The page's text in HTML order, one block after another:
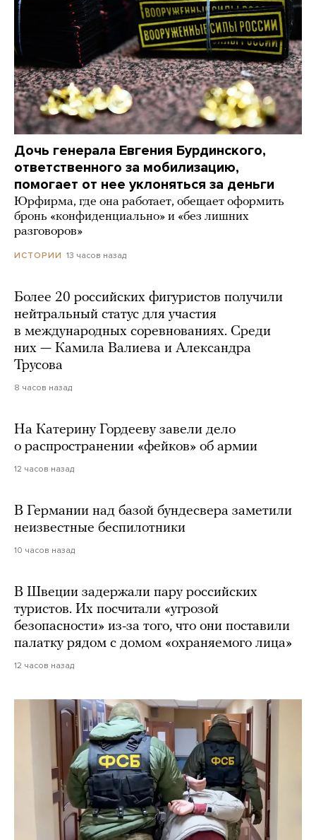
Дочь генерала Евгения Бурдинского,
ответственного за мобилизацию,
помогает от нее уклоняться за деньги
Юрфирма, где она работает, обещает оформить
бронь «конфиденциально» и «без лишних
разговоров»
ИСТОРИИ 13 часов назад
Более 20 российских фигуристов получили
нейтральный статус для участия
в международных соревнованиях. Среди
них — Камила Валиева и Александра
Трусова
8 часов назад
На Катерину Гордееву завели дело
о распространении «фейков» об армии
12 часов назад
В Германии над базой бундесвера заметили
неизвестные беспилотники
10 часов назад
В Швеции задержали пару российских
туристов. Их посчитали «угрозой
безопасности» из-за того, что они поставили
палатку рядом с домом «охраняемого лица»
12 часов назад